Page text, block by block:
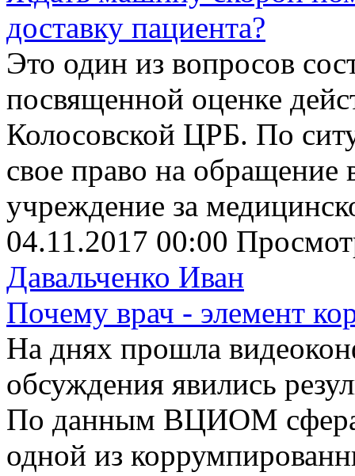
доставку пациента?
Это один из вопросов
посвященной оценке
Колосовской ЦРБ. По
свое право на
учреждение за
04.11.2017 00:00
Давальченко Иван
Почему врач - элемент
На днях прошла
обсуждения явились
По данным ВЦИОМ сфера
одной из